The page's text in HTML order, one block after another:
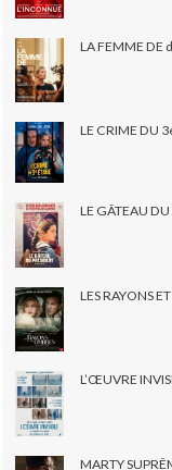
LA FEMME DE
LE CRIME DU
LE GÂTEAU
LES RAYONS
L’ŒUVRE
MARTY